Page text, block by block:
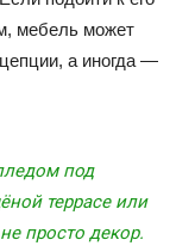
мебель может
а иногда —
под
террасе или
просто декор.